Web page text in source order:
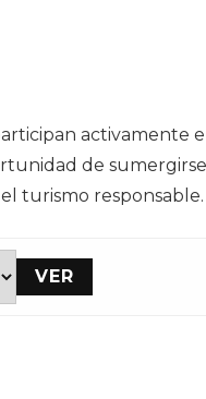
activamente
de
turismo responsable.
VER